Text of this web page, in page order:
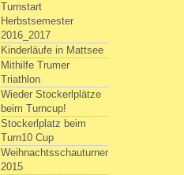
Turnstart
Herbstsemester
2016_2017
Kinderläufe in Mattsee
Mithilfe Trumer
Triathlon
Wieder Stockerlplätze
beim Turncup!
Stockerlplatz beim
Turn10 Cup
Weihnachtsschauturnen
2015